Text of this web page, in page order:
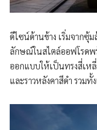
ดีไซน์ด้านข้าง เริ่มจากซุ้
ลักษณ์ในสไตล์ออฟโรดพ
ออกแบบให้เป็นทรงสี่เห
และราวหลังคาสีดำ รวม